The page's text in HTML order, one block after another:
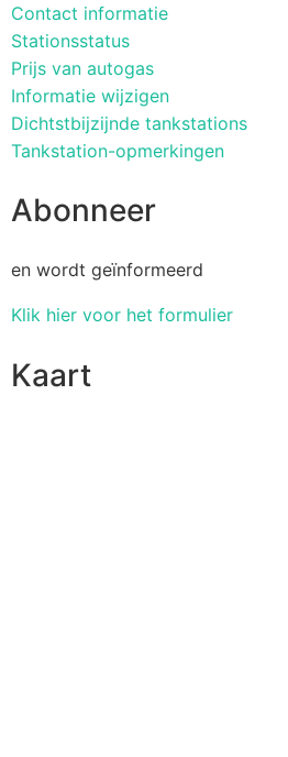
Contact informatie
Stationsstatus
Prijs van autogas
Informatie wijzigen
Dichtstbijzijnde tankstations
Tankstation-opmerkingen
Abonneer
en wordt geïnformeerd
Klik hier voor het formulier
Kaart